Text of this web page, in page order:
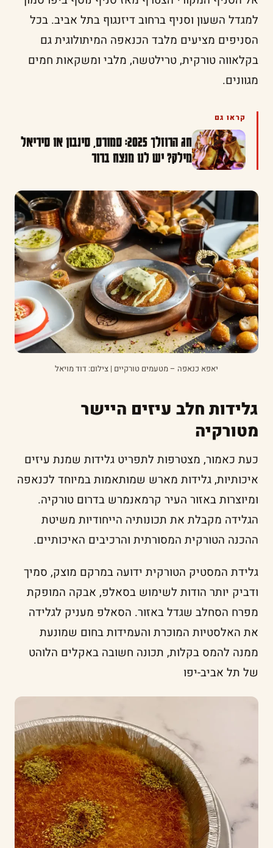
למגדל השעון וסניף ברחוב דיזנגוף בתל אביב. בכל
הסניפים מציעים מלבד הכנאפה המיתולוגית גם
בקלאווה טורקית, טרילטשה, מלבי ומשקאות חמים
מגוונים.
קראו גם
חג הרוזלך 2025: סמורס, סינבון או סיריאל
מילק? יש לנו מנצח ברור
יאפא כנאפה – מטעמים טורקיים | צילום: דוד מויאל
גלידות חלב עיזים היישר
מטורקיה
כעת כאמור, מצטרפות לתפריט גלידות שמנת עיזים
איכותיות, גלידות מארש שמותאמות במיוחד לכנאפה
ומיוצרות באזור העיר קרמאנמרש בדרום טורקיה.
הגלידה מקבלת את תכונותיה הייחודיות משיטת
ההכנה הטורקית המסורתית והרכיבים האיכותיים.
גלידת המסטיק הטורקית ידועה במרקם מוצק, סמיך
ודביק יותר הודות לשימוש בסאלפ, אבקה המופקת
מפרח הסחלב שגדל באזור. הסאלפ מעניק לגלידה
את האלסטיות המוכרת והעמידות בחום שמונעת
ממנה להמס בקלות, תכונה חשובה באקלים הלוהט
של תל אביב-יפו